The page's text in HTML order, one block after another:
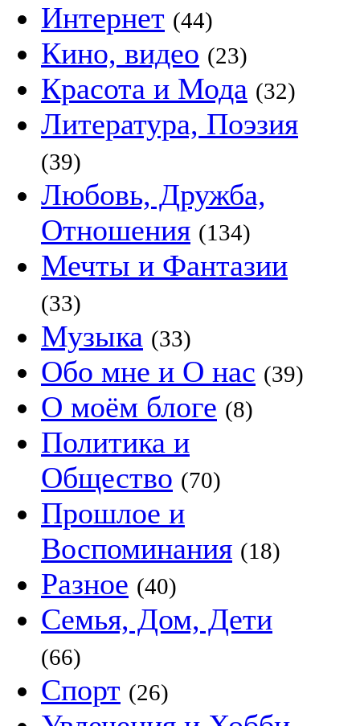
Интернет (44)
Кино, видео (23)
Красота и Мода (32)
Литература, Поэзия
(39)
Любовь, Дружба,
Отношения (134)
Мечты и Фантазии
(33)
Музыка (33)
Обо мне и О нас (39)
О моём блоге (8)
Политика и
Общество (70)
Прошлое и
Воспоминания (18)
Разное (40)
Семья, Дом, Дети
(66)
Спорт (26)